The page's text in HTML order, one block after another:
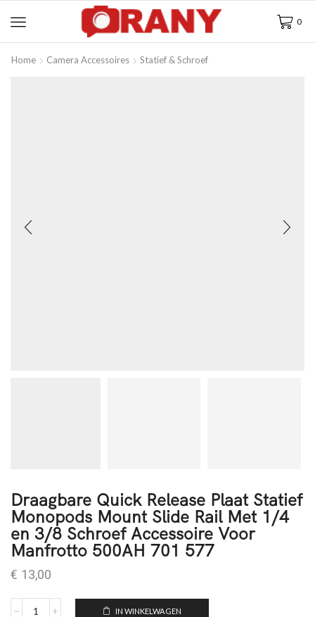
0
Home Camera Accessoires Statief & Schroef
Draagbare Quick Release Plaat Statief
Monopods Mount Slide Rail Met 1/4
en 3/8 Schroef Accessoire Voor
Manfrotto 500AH 701 577
€ 13,00
IN WINKELWAGEN